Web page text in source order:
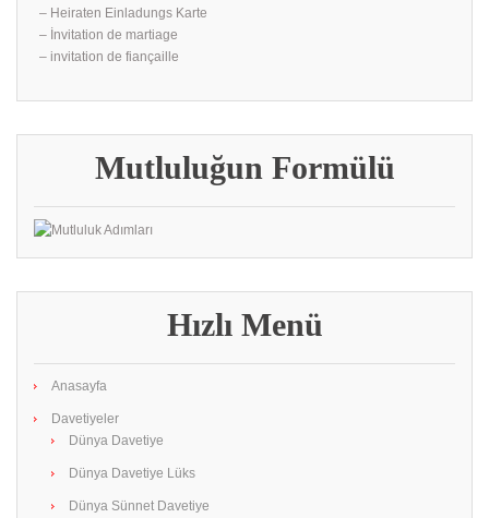
– Heiraten Einladungs Karte
– İnvitation de martiage
– invitation de fiançaille
Mutluluğun Formülü
Hızlı Menü
Anasayfa
Davetiyeler
Dünya Davetiye
Dünya Davetiye Lüks
Dünya Sünnet Davetiye